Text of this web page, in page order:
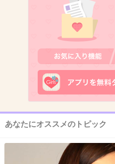
2018/04/16(月) 10:08:22
佐藤健と二階堂ふみが
10. 匿名 2018/04/16(月) 10:08:47
これからは本格的に役
あなたにオススメのトピック